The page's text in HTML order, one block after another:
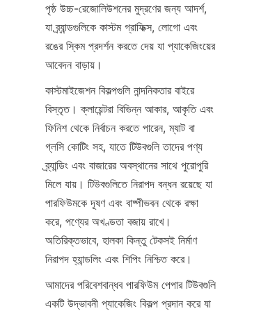
পৃষ্ঠ উচ্চ-রেজোলিউশনের মুদ্রণের জন্য আদর্শ,
যা ব্র্যান্ডগুলিকে কাস্টম গ্রাফিক্স, লোগো এবং
রঙের স্কিম প্রদর্শন করতে দেয় যা প্যাকেজিংয়ের
আবেদন বাড়ায়।
কাস্টমাইজেশন বিকল্পগুলি নান্দনিকতার বাইরে
বিস্তৃত। ক্লায়েন্টরা বিভিন্ন আকার, আকৃতি এবং
ফিনিশ থেকে নির্বাচন করতে পারেন, ম্যাট বা
গ্লসি কোটিং সহ, যাতে টিউবগুলি তাদের পণ্য
ব্র্যান্ডিং এবং বাজারের অবস্থানের সাথে পুরোপুরি
মিলে যায়। টিউবগুলিতে নিরাপদ বন্ধন রয়েছে যা
পারফিউমকে দূষণ এবং বাষ্পীভবন থেকে রক্ষা
করে, পণ্যের অখণ্ডতা বজায় রাখে।
অতিরিক্তভাবে, হালকা কিন্তু টেকসই নির্মাণ
নিরাপদ হ্যান্ডলিং এবং শিপিং নিশ্চিত করে।
আমাদের পরিবেশবান্ধব পারফিউম পেপার টিউবগুলি
একটি উদ্ভাবনী প্যাকেজিং বিকল্প প্রদান করে যা